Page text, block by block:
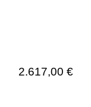
2.617,00 €